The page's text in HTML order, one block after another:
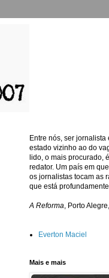
Entre nós, ser
estado vizinho ao do
lido, o mais procurado,
redator. Um país em
os jornalistas tocam as
que está
A Reforma, Porto
Everton Maciel
Mais e mais